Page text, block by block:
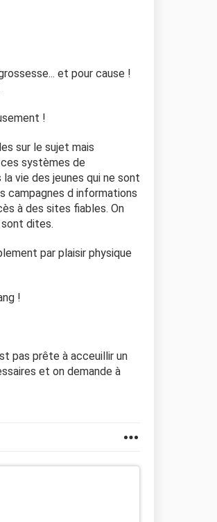
et pour cause !
!
sur le sujet mais
systèmes de
vie des jeunes qui ne sont
campagnes d informations
à des sites fiables. On
dites.
par plaisir physique
!
pas prête à acceuillir un
et on demande à